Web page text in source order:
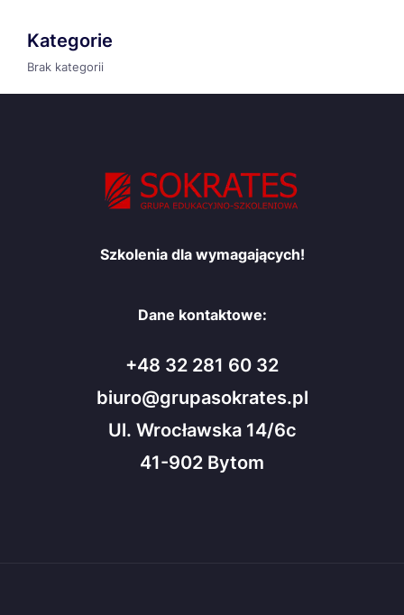
Kategorie
Brak kategorii
Szkolenia dla wymagających!
Dane kontaktowe:
+48 32 281 60 32
biuro@grupasokrates.pl
Ul. Wrocławska 14/6c
41-902 Bytom